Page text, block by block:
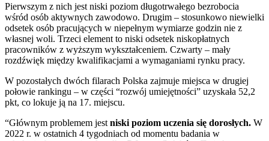
Pierwszym z nich jest niski poziom długotrwałego bezrobocia
wśród osób aktywnych zawodowo. Drugim – stosunkowo niewielki
odsetek osób pracujących w niepełnym wymiarze godzin nie z
własnej woli. Trzeci element to niski odsetek niskopłatnych
pracowników z wyższym wykształceniem. Czwarty – mały
rozdźwięk między kwalifikacjami a wymaganiami rynku pracy.
W pozostałych dwóch filarach Polska zajmuje miejsca w drugiej
połowie rankingu – w części “rozwój umiejętności” uzyskała 52,2
pkt, co lokuje ją na 17. miejscu.
“Głównym problemem jest niski poziom uczenia się dorosłych. W
2022 r. w ostatnich 4 tygodniach od momentu badania w